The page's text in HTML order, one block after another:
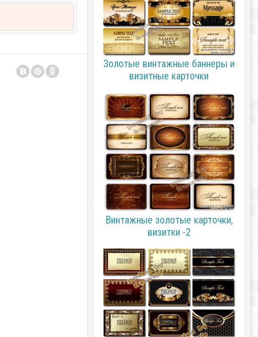
Золотые винтажные баннеры и
визитные карточки
Винтажные золотые карточки,
визитки -2